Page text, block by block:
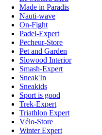
Made in Paradis
Nauti-wave
On-Fight
Padel-Expert
Pecheur-Store
Pet and Garden
Slowood Interior
Smash-Expert
Sneak'In
Sneakids
Sport is good
Trek-Expert
Triathlon Expert
Vélo-Store
Winter Expert